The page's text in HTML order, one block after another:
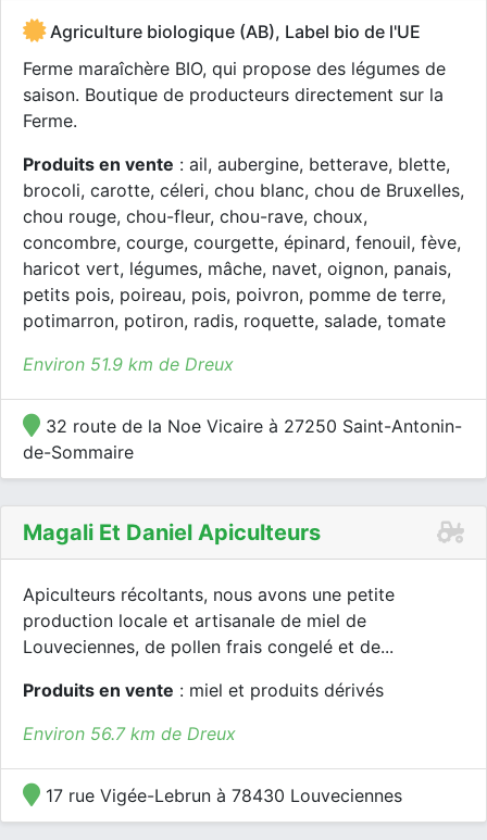
Agriculture biologique (AB), Label bio de l'UE
Ferme maraîchère BIO, qui propose des légumes de
saison. Boutique de producteurs directement sur la
Ferme.
Produits en vente : ail, aubergine, betterave, blette,
brocoli, carotte, céleri, chou blanc, chou de Bruxelles,
chou rouge, chou-fleur, chou-rave, choux,
concombre, courge, courgette, épinard, fenouil, fève,
haricot vert, légumes, mâche, navet, oignon, panais,
petits pois, poireau, pois, poivron, pomme de terre,
potimarron, potiron, radis, roquette, salade, tomate
Environ 51.9 km de Dreux
32 route de la Noe Vicaire à 27250 Saint-Antonin-
de-Sommaire
Magali Et Daniel Apiculteurs
Apiculteurs récoltants, nous avons une petite
production locale et artisanale de miel de
Louveciennes, de pollen frais congelé et de...
Produits en vente : miel et produits dérivés
Environ 56.7 km de Dreux
17 rue Vigée-Lebrun à 78430 Louveciennes